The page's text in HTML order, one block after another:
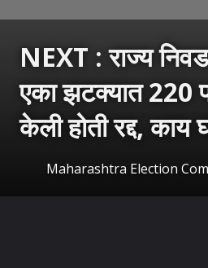
NEXT : राज्य
एका झटक्यात 220
केली होती रद्द,
Maharashtra Election